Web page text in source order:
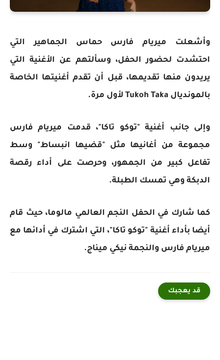
وأشعلت ميريام فارس حماس الجماهير التي
احتشدت لحضور الحفل، وسألتهم عن الأغنية التي
يريدون منها تقديمها، قبل أن تقدم أغنيتها الخاصة
بالمونديال Tukoh Taka لأول مرة.
وإلى جانب أغنية "توكو تاكا"، قدمت ميريام فارس
مجموعة من أغانيها مثل "قضيها انبساط" وسط
تفاعل كبير من الجمهور، وحرصت على أداء رقصة
الدبكة وهي تمسك الطبلة.
كما شارك في الحفل النجم العالمي مالوما، حيث قام
أيضا بأداء أغنية "توكو تاكا"، التي اشترك في أدائها مع
ميريام فارس والنجمة نيكي ميناج.
قد يعجبك